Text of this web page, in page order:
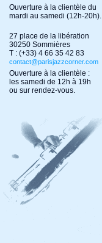
Ouverture à la clientèle du
mardi au samedi (12h-20h).
27 place de la libération
30250 Sommières
T : (+33) 4 66 35 42 83
contact@parisjazzcorner.com
Ouverture à la clientèle :
les samedi de 12h à 19h
ou sur rendez-vous.